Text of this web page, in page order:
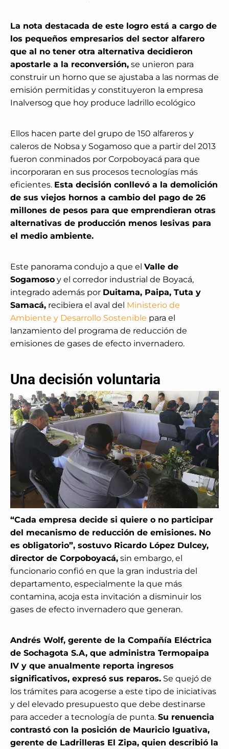
La nota destacada de este logro está a cargo de
los pequeños empresarios del sector alfarero
que al no tener otra alternativa decidieron
apostarle a la reconversión, se unieron para
construir un horno que se ajustaba a las normas de
emisión permitidas y constituyeron la empresa
Inalversog que hoy produce ladrillo ecológico
Ellos hacen parte del grupo de 150 alfareros y
caleros de Nobsa y Sogamoso que a partir del 2013
fueron conminados por Corpoboyacá para que
incorporaran en sus procesos tecnologías más
eficientes. Esta decisión conllevó a la demolición
de sus viejos hornos a cambio del pago de 26
millones de pesos para que emprendieran otras
alternativas de producción menos lesivas para
el medio ambiente.
Este panorama condujo a que el Valle de
Sogamoso y el corredor industrial de Boyacá,
integrado además por Duitama, Paipa, Tuta y
Samacá, recibiera el aval del Ministerio de
Ambiente y Desarrollo Sostenible para el
lanzamiento del programa de reducción de
emisiones de gases de efecto invernadero.
Una decisión voluntaria
“Cada empresa decide si quiere o no participar
del mecanismo de reducción de emisiones. No
es obligatorio”, sostuvo Ricardo López Dulcey,
director de Corpoboyacá, sin embargo, el
funcionario confió en que la gran industria del
departamento, especialmente la que más
contamina, acoja esta invitación a disminuir los
gases de efecto invernadero que generan.
Andrés Wolf, gerente de la Compañía Eléctrica
de Sochagota S.A, que administra Termopaipa
IV y que anualmente reporta ingresos
significativos, expresó sus reparos. Se quejó de
los trámites para acogerse a este tipo de iniciativas
y del elevado presupuesto que debe destinarse
para acceder a tecnología de punta. Su renuencia
contrastó con la posición de Mauricio Iguativa,
gerente de Ladrilleras El Zipa, quien describió la